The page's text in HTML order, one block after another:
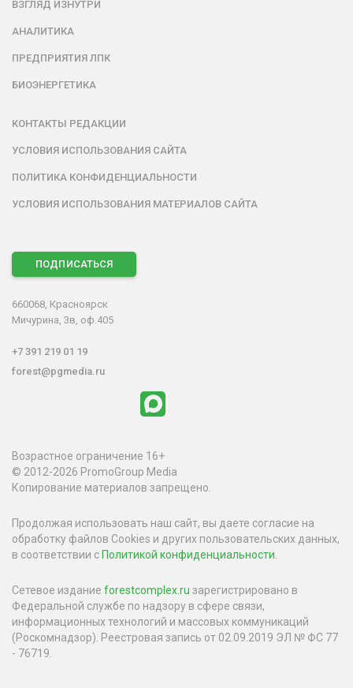
ВЗГЛЯД ИЗНУТРИ
АНАЛИТИКА
ПРЕДПРИЯТИЯ ЛПК
БИОЭНЕРГЕТИКА
КОНТАКТЫ РЕДАКЦИИ
УСЛОВИЯ ИСПОЛЬЗОВАНИЯ САЙТА
ПОЛИТИКА КОНФИДЕНЦИАЛЬНОСТИ
УСЛОВИЯ ИСПОЛЬЗОВАНИЯ МАТЕРИАЛОВ САЙТА
ПОДПИСАТЬСЯ
660068, Красноярск
Мичурина, 3в, оф.405
+7 391 219 01 19
forest@pgmedia.ru
Возрастное ограничение 16+
© 2012-2026 PromoGroup Media
Копирование материалов запрещено.
Продолжая использовать наш сайт, вы даете согласие на
обработку файлов Cookies и других пользовательских данных,
в соответствии с Политикой конфиденциальности.
Сетевое издание forestcomplex.ru зарегистрировано в
Федеральной службе по надзору в сфере связи,
информационных технологий и массовых коммуникаций
(Роскомнадзор). Реестровая запись от 02.09.2019 ЭЛ № ФС 77
- 76719.